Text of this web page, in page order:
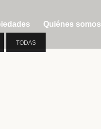
Quiénes somos
TODAS